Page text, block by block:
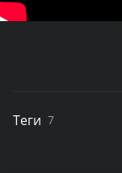
Теги 7